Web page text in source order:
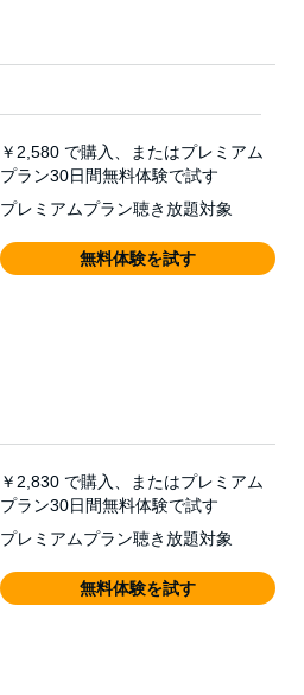
￥2,580 で購入、またはプレミアム
プラン30日間無料体験で試す
プレミアムプラン聴き放題対象
無料体験を試す
￥2,830 で購入、またはプレミアム
プラン30日間無料体験で試す
プレミアムプラン聴き放題対象
無料体験を試す